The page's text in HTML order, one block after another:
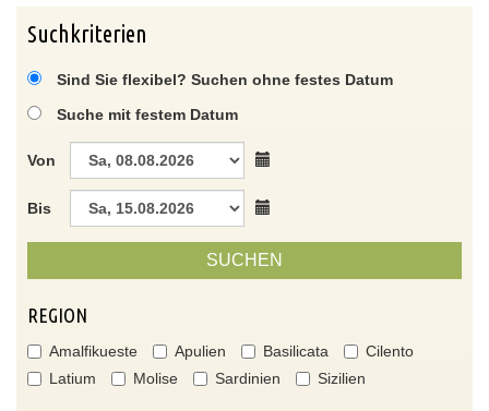
Suchkriterien
Sind Sie flexibel? Suchen ohne festes Datum
Suche mit festem Datum
Von
Bis
SUCHEN
REGION
Amalfikueste Apulien Basilicata
Cilento
Latium
Molise Sardinien Sizilien